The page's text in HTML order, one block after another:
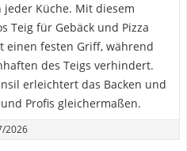
Küche. Mit diesem
Teig für Gebäck und Pizza
einen festen Griff, während
des Teigs verhindert.
erleichtert das Backen und
Profis gleichermaßen.
2026